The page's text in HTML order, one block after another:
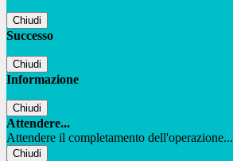
Chiudi
Successo
Chiudi
Informazione
Chiudi
Attendere...
Attendere il completamento dell'operazione...
Chiudi